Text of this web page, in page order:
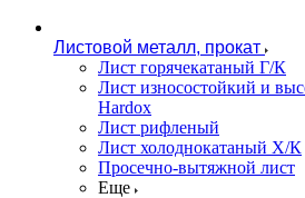
Листовой металл, прокат
Лист горячекатаный Г/К
Лист износостойкий и
Hardox
Лист рифленый
Лист холоднокатаный Х/К
Просечно-вытяжной лист
Еще